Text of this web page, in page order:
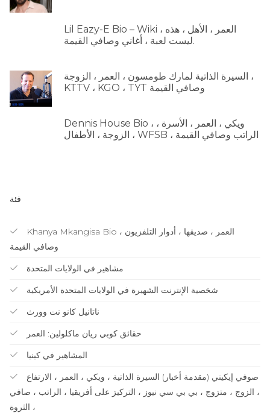
Lil Eazy-E Bio – Wiki ، العمر ، الأهل ، هذه
ليست لعبة ، أغاني وصافي القيمة.
السيرة الذاتية لمارك طومسون ، العمر ، الزوجة ،
KTTV ، KGO ، TYT وصافي القيمة
Dennis House Bio ، ويكي ، العمر ، الأسرة ،
الزوجة ، الأطفال ، WFSB ، الراتب وصافي القيمة
فئة
Khanya Mkangisa Bio ، العمر ، صديقها ، أدوار التلفزيون
وصافي القيمة
مشاهير في الولايات المتحدة
شخصية الإنترنت الشهيرة في الولايات المتحدة الأمريكية
ناتانيل كانو نت وورث
حقائق كوبي ريان ماكلولين: العمر
المشاهير في كينيا
، الزوج ، متزوج ، بي بي سي نيوز ، التركيز على أفريقيا ، الراتب ، صافي
الثروة ،